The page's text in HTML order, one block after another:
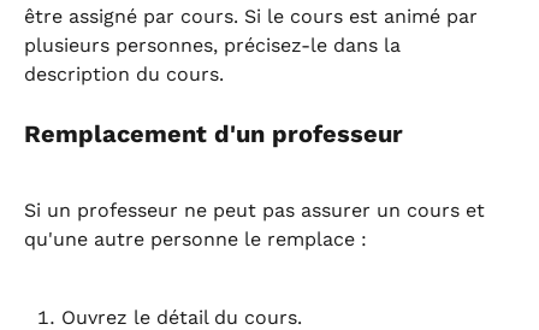
être assigné par cours. Si le cours est animé par
plusieurs personnes, précisez-le dans la
description du cours.
Remplacement d'un professeur
Si un professeur ne peut pas assurer un cours et
qu'une autre personne le remplace :
Ouvrez le détail du cours.